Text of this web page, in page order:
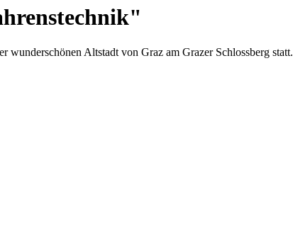
Altstadt von Graz am Grazer Schlossberg statt.